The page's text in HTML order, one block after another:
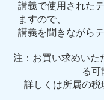
講義で使用された
ますので、
講義を聞きながら
注：お買い求めいた
る可
詳しくは所属の税